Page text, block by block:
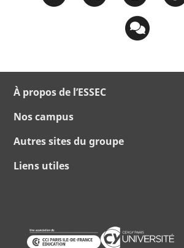
À propos de l’ESSEC
Nos campus
Autres sites du groupe
Liens utiles